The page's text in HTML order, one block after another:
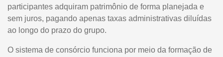
participantes adquiram patrimônio de forma planejada e
sem juros, pagando apenas taxas administrativas diluídas
ao longo do prazo do grupo.
O sistema de consórcio funciona por meio da formação de